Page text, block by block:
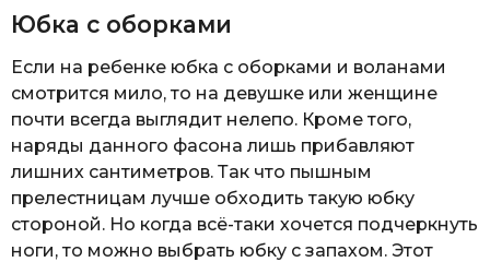
Юбка с оборками
Если на ребенке юбка с оборками и воланами
смотрится мило, то на девушке или женщине
почти всегда выглядит нелепо. Кроме того,
наряды данного фасона лишь прибавляют
лишних сантиметров. Так что пышным
прелестницам лучше обходить такую юбку
стороной. Но когда всё-таки хочется подчеркнуть
ноги, то можно выбрать юбку с запахом. Этот